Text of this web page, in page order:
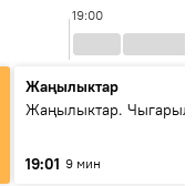
19:00
Жаңылыктар
Жаңылыктар.
19:01 9 мин